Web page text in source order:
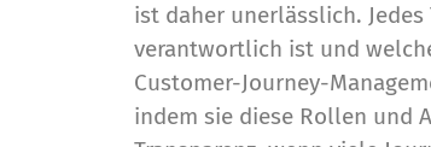
ist daher unerlässlich.
verantwortlich ist und
Customer-Journey-
indem sie diese Rollen und